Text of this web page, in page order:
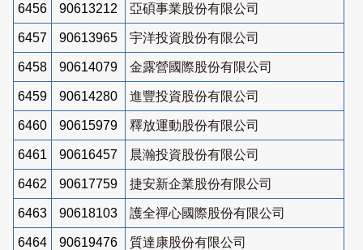
6456 90613212 亞碩事業股份有限公司
6457 90613965 宇洋投資股份有限公司
6458 90614079 金露營國際股份有限公司
6459 90614280 進豐投資股份有限公司
6460 90615979 釋放運動股份有限公司
6461 90616457 晨瀚投資股份有限公司
6462 90617759 捷安新企業股份有限公司
6463 90618103 護全禪心國際股份有限公司
6464 90619476 質達康股份有限公司